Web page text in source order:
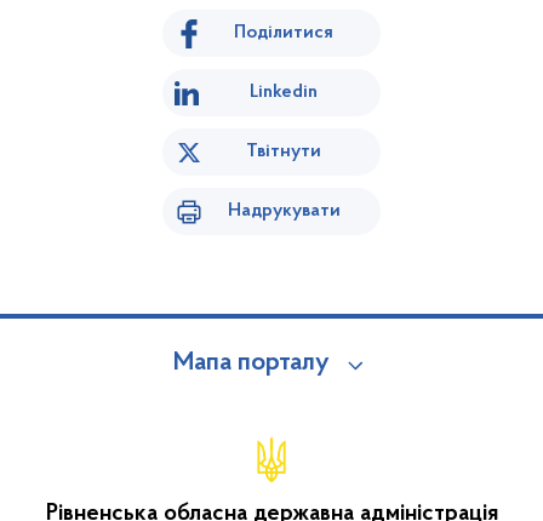
Поділитися
Linkedin
Твітнути
Надрукувати
Мапа порталу
Рівненська обласна державна адміністрація